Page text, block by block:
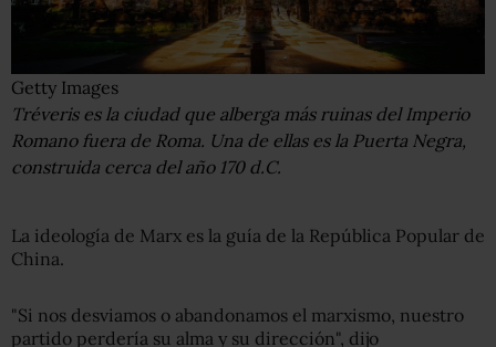
Getty Images
Tréveris es la ciudad que alberga más ruinas del Imperio
Romano fuera de Roma. Una de ellas es la Puerta Negra,
construida cerca del año 170 d.C.
La ideología de Marx es la guía de la República Popular de
China.
"Si nos desviamos o abandonamos el marxismo, nuestro
partido perdería su alma y su dirección", dijo